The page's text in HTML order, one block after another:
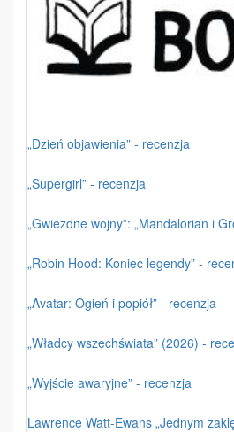
„Dzień objawienia” - recenzja
„Supergirl” - recenzja
„Gwiezdne wojny”: „Mandalorian i
„Robin Hood: Koniec legendy” -
„Avatar: Ogień i popiół” - recenzja
„Władcy wszechświata” (2026) -
„Wyjście awaryjne” - recenzja
Lawrence Watt-Ewans „Jednym